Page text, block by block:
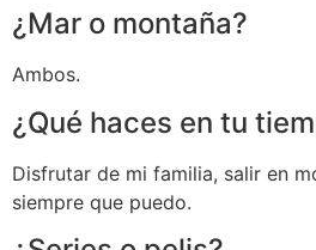
¿Mar o montaña?
Ambos.
¿Qué haces en tu
Disfrutar de mi familia, salir en
siempre que puedo.